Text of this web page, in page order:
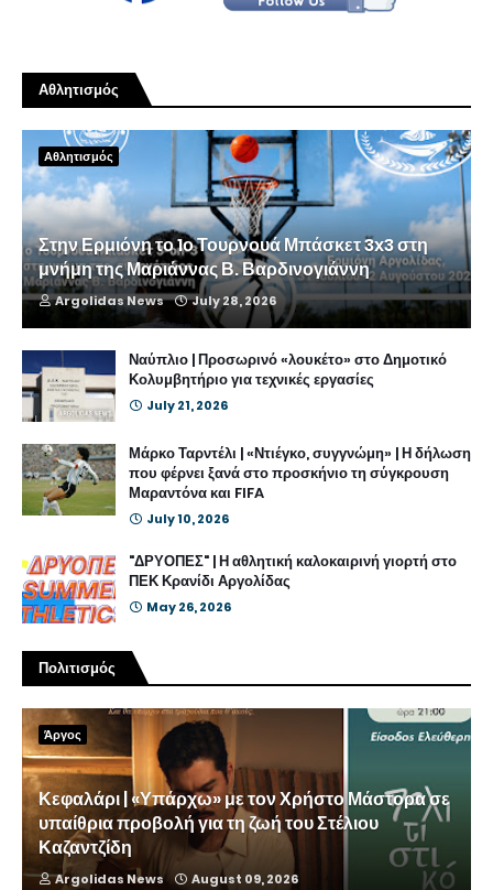
Αθλητισμός
Αθλητισμός
Στην Ερμιόνη το 1ο Τουρνουά Μπάσκετ 3x3 στη
μνήμη της Μαριάννας Β. Βαρδινογιάννη
Argolidas News July 28, 2026
Ναύπλιο | Προσωρινό «λουκέτο» στο Δημοτικό
Κολυμβητήριο για τεχνικές εργασίες
July 21, 2026
Μάρκο Ταρντέλι | «Ντιέγκο, συγγνώμη» | Η δήλωση
που φέρνει ξανά στο προσκήνιο τη σύγκρουση
Μαραντόνα και FIFA
July 10, 2026
"ΔΡΥΟΠΕΣ" | Η αθλητική καλοκαιρινή γιορτή στο
ΠΕΚ Κρανίδι Αργολίδας
May 26, 2026
Πολιτισμός
Άργος
Κεφαλάρι | «Υπάρχω» με τον Χρήστο Μάστορα σε
υπαίθρια προβολή για τη ζωή του Στέλιου
Καζαντζίδη
Argolidas News August 09, 2026